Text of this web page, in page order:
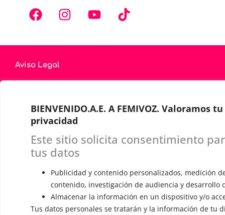
BIENVENIDO.A.E. A FEMIVOZ. Valoramos tu
privacidad
Este sitio solicita consentimiento
tus datos
Publicidad y contenido personalizados, medición
contenido, investigación de audiencia y desarrollo
Almacenar la información en un dispositivo y/o
Tus datos personales se tratarán y la información de tu
Aviso Legal
Cookies
Condiciones generales de venta y desistimiento
Mi cuenta
Français